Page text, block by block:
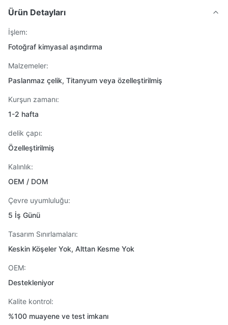
Ürün Detayları
İşlem:
Fotoğraf kimyasal aşındırma
Malzemeler:
Paslanmaz çelik, Titanyum veya özelleştirilmiş
Kurşun zamanı:
1-2 hafta
delik çapı:
Özelleştirilmiş
Kalınlık:
OEM / DOM
Çevre uyumluluğu:
5 İş Günü
Tasarım Sınırlamaları:
Keskin Köşeler Yok, Alttan Kesme Yok
OEM:
Destekleniyor
Kalite kontrol:
%100 muayene ve test imkanı